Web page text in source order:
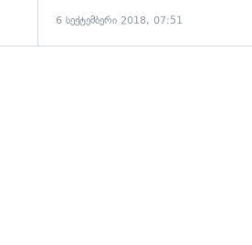
6 სექტემბერი 2018, 07:51